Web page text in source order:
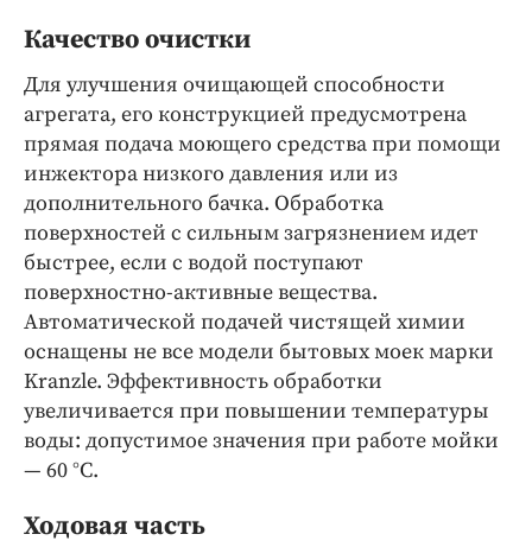
Качество очистки
Для улучшения очищающей способности
агрегата, его конструкцией предусмотрена
прямая подача моющего средства при помощи
инжектора низкого давления или из
дополнительного бачка. Обработка
поверхностей с сильным загрязнением идет
быстрее, если с водой поступают
поверхностно-активные вещества.
Автоматической подачей чистящей химии
оснащены не все модели бытовых моек марки
Kranzle. Эффективность обработки
увеличивается при повышении температуры
воды: допустимое значения при работе мойки
— 60 °C.
Ходовая часть